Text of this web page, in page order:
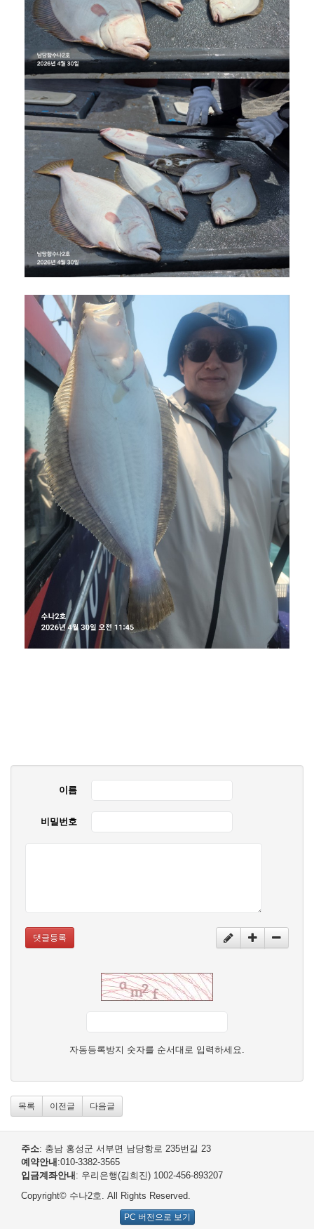
이름
비밀번호
댓글등록
자동등록방지 숫자를 순서대로 입력하세요.
목록 이전글 다음글
주소: 충남 홍성군 서부면 남당항로 235번길 23
예약안내 :010-3382-3565
입금계좌안내 : 우리은행(김희진) 1002-456-893207
Copyright© 수나2호. All Rights Reserved.
PC 버전으로 보기